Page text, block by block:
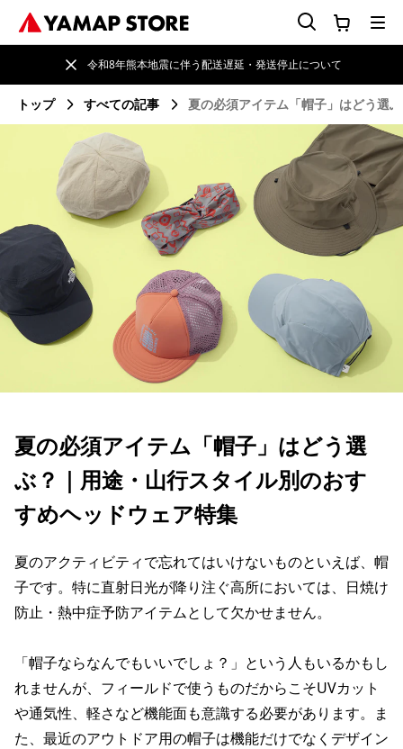
令和8年熊本地震に伴う配送遅延・発送停止について
トップ すべての記事 夏の必須アイテム「帽子」はどう選
夏の必須アイテム「帽子」はどう選
ぶ？｜用途・山行スタイル別のおす
すめヘッドウェア特集
夏のアクティビティで忘れてはいけないものといえば、帽
子です。特に直射日光が降り注ぐ高所においては、日焼け
防止・熱中症予防アイテムとして欠かせません。
「帽子ならなんでもいいでしょ？」という人もいるかもし
れませんが、フィールドで使うものだからこそUVカット
や通気性、軽さなど機能面も意識する必要があります。ま
た、最近のアウトドア用の帽子は機能だけでなくデザイン